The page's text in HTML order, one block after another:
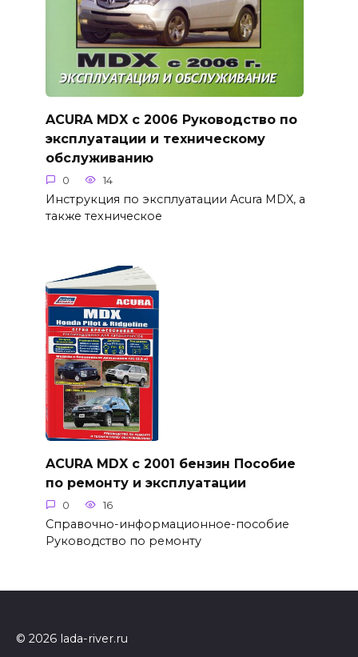
ACURA MDX с 2006 Руководство по
эксплуатации и техническому
обслуживанию
0 14
Инструкция по эксплуатации Acura MDX, а
также техническое
ACURA MDX с 2001 бензин Пособие
по ремонту и эксплуатации
0 16
Справочно-информационное-пособие
Руководство по ремонту
© 2026 lada-river.ru